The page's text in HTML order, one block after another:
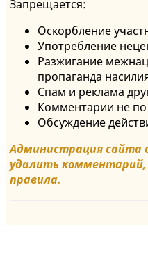
Запрещается:
Оскорбление
Употребление
Разжигание
пропаганда
Спам и реклама
Комментарии не
Обсуждение
Администрация сайта
удалить
правила.